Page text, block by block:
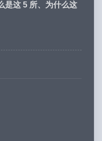
是这 5 所、为什么这